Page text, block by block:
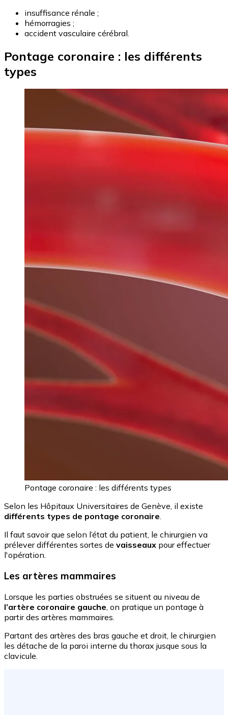
insuffisance rénale ;
hémorragies ;
accident vasculaire cérébral.
Pontage coronaire : les différents
types
Pontage coronaire : les différents types
Selon les Hôpitaux Universitaires de Genève, il existe
différents types de pontage coronaire.
Il faut savoir que selon l’état du patient, le chirurgien va
prélever différentes sortes de vaisseaux pour effectuer
l'opération.
Les artères mammaires
Lorsque les parties obstruées se situent au niveau de
l’artère coronaire gauche , on pratique un pontage à
partir des artères mammaires.
Partant des artères des bras gauche et droit, le chirurgien
les détache de la paroi interne du thorax jusque sous la
clavicule.